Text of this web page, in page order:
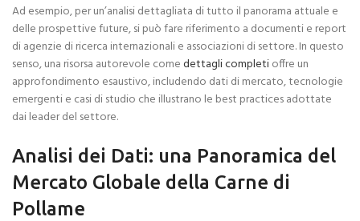
Ad esempio, per un’analisi dettagliata di tutto il panorama attuale e
delle prospettive future, si può fare riferimento a documenti e report
di agenzie di ricerca internazionali e associazioni di settore. In questo
senso, una risorsa autorevole comedettagli completioffre un
approfondimento esaustivo, includendo dati di mercato, tecnologie
emergenti e casi di studio che illustrano le best practices adottate
dai leader del settore.
Analisi dei Dati: una Panoramica del
Mercato Globale della Carne di
Pollame